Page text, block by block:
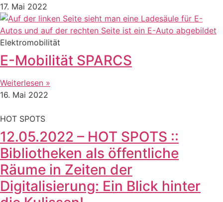
17. Mai 2022
Elektromobilität
E-Mobilität SPARCS
Weiterlesen »
16. Mai 2022
HOT SPOTS
12.05.2022 – HOT SPOTS ::
Bibliotheken als öffentliche
Räume in Zeiten der
Digitalisierung: Ein Blick hinter